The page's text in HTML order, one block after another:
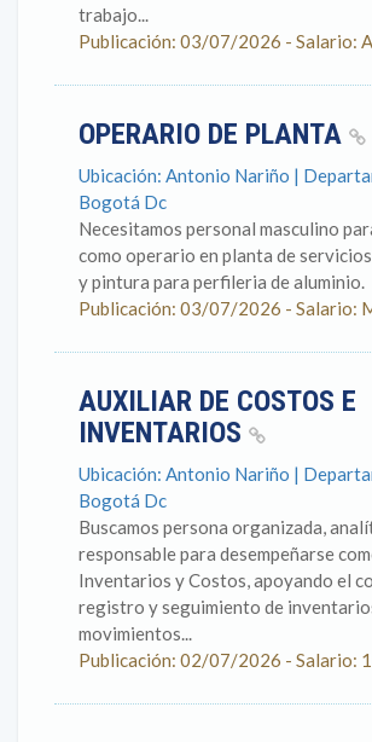
trabajo...
Publicación: 03/07/2026 - Salario:
OPERARIO DE PLANTA
Ubicación: Antonio Nariño |
Bogotá Dc
Necesitamos personal masculino
como operario en planta de
y pintura para perfileria de aluminio.
Publicación: 03/07/2026 - Salario:
AUXILIAR DE COSTOS E
INVENTARIOS
Ubicación: Antonio Nariño |
Bogotá Dc
Buscamos persona organizada,
responsable para desempeñarse
Inventarios y Costos, apoyando el
registro y seguimiento de
movimientos...
Publicación: 02/07/2026 - Salario: